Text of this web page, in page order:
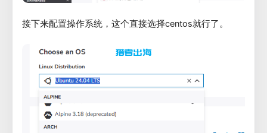
接下来配置操作系统，这个直接选择centos就行了。